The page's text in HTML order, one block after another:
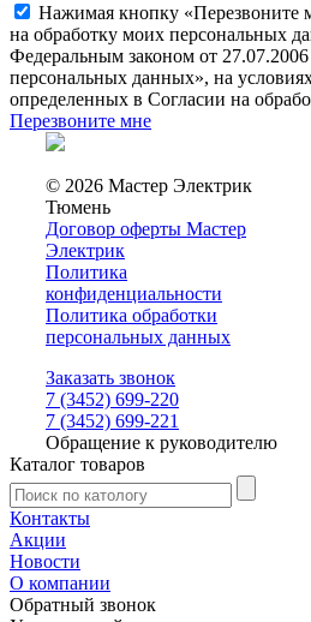
Нажимая кнопку «Перезвоните
на обработку моих персональных
Федеральным законом от
персональных данных», на
определенных в Согласии на
Перезвоните мне
© 2026 Мастер Электрик
Тюмень
Договор оферты Мастер
Электрик
Политика
конфиденциальности
Политика обработки
персональных данных
Заказать звонок
7 (3452) 699-220
7 (3452) 699-221
Обращение к руководителю
Каталог товаров
Контакты
Акции
Новости
О компании
Обратный звонок